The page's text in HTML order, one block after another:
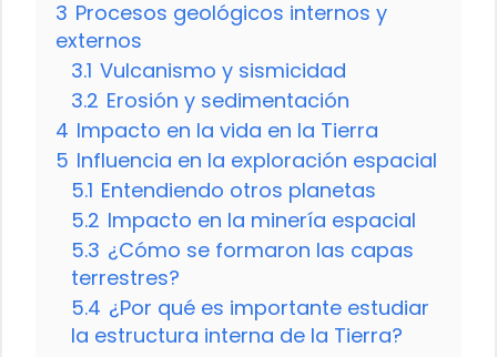
3 Procesos geológicos internos y
externos
3.1 Vulcanismo y sismicidad
3.2 Erosión y sedimentación
4 Impacto en la vida en la Tierra
5 Influencia en la exploración espacial
5.1 Entendiendo otros planetas
5.2 Impacto en la minería espacial
5.3 ¿Cómo se formaron las capas
terrestres?
5.4 ¿Por qué es importante estudiar
la estructura interna de la Tierra?